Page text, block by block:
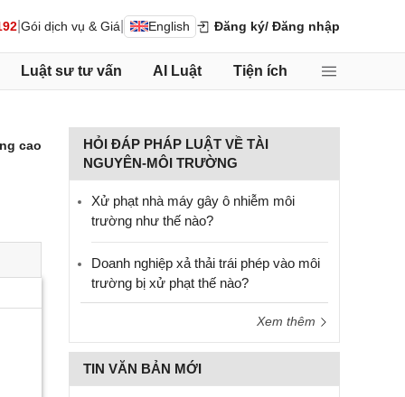
Gói dịch vụ & Giá English Đăng ký/ Đăng nhập
Luật sư tư vấn AI Luật Tiện ích
cao
HỎI ĐÁP PHÁP LUẬT VỀ TÀI
NGUYÊN-MÔI TRƯỜNG
Xử phạt nhà máy gây ô nhiễm môi
trường như thế nào?
Doanh nghiệp xả thải trái phép vào môi
trường bị xử phạt thế nào?
Xem thêm
TIN VĂN BẢN MỚI